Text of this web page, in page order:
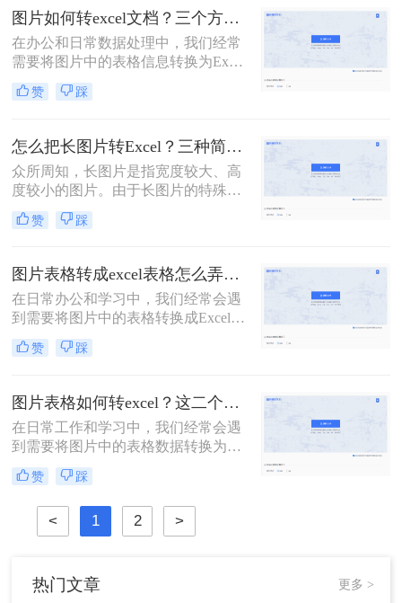
方法可以帮助我们实现这一目的。那
么图片信息如何转excel呢？本文将介
绍二种高效的图片信息转Excel的方
法，以帮助您更好地应对这一需求。
图片如何转excel文档？三个方法包你一看就会，省时又省力！
在办公和日常数据处理中，我们经常
需要将图片中的表格信息转换为Excel
文档，以便进行编辑、分析和计算。
然而，手动输入数据不仅效率低下，
文档呢？本文将介绍三种实用的方
法，帮助您轻松实现图片到Excel文档
的转换。
赞 踩
怎么把长图片转Excel？三种简单有效的方法帮你搞定！
众所周知，长图片是指宽度较大、高
度较小的图片。由于长图片的特殊
性，有时候我们希望将其转换为Excel
表格，以便更好地进行数据分析和处
本文将为大家介绍三种简单有效的方
法，让你轻松将长图片转换为Excel！
赞 踩
图片表格转成excel表格怎么弄？一分钟让你学会两种方法！
在日常办公和学习中，我们经常会遇
到需要将图片中的表格转换成Excel表
格的情况。这样的转换可以帮助我们
更方便地编辑、分析和处理数据。那
本文将介绍二种将图片表格转成Excel
表格的方法，供您参考和选择。
赞 踩
图片表格如何转excel？这二个方法让你实现图片转表格！
在日常工作和学习中，我们经常会遇
到需要将图片中的表格数据转换为
Excel表格的情况。这种转换不仅可以
提高数据处理效率，还能减少手动输
入的错误。本文将详细介绍图片表格
如何转excel，帮助大家轻松应对这一
常见需求。
赞 踩
< 1 2 >
热门文章 更多 >